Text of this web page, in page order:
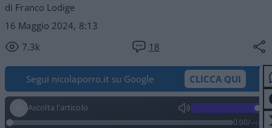
di Franco Lodige
16 Maggio 2024, 8:13
7.3k
18
Segui nicolaporro.it su Google CLICCA QUI
Ascolta l'articolo
0:00/--:--